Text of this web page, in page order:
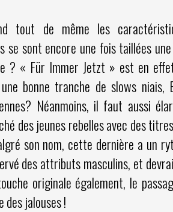
tout de même les
se sont encore une fois taillées
? « Für Immer Jetzt » est en
bonne tranche de slows
Néanmoins, il faut aussi
des jeunes rebelles avec des
son nom, cette dernière a un
des attributs masculins, et
originale également, le
jalouses !